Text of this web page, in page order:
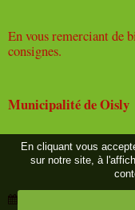
En vous remerciant de
consignes.
Municipalité de Oisly
Date de dernière mise
En cliquant vous
sur notre site, à